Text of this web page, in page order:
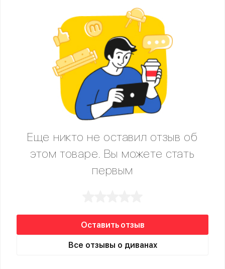
Еще никто не оставил отзыв об
этом товаре. Вы можете стать
первым
Оставить отзыв
Все отзывы о диванах